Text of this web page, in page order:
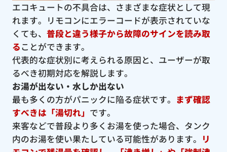
エコキュートの不具合は、さまざまな症状として現
れます。リモコンにエラーコードが表示されていな
くても、 普段と違う様子から故障のサインを読み取
ることができます。
代表的な症状別に考えられる原因と、ユーザーが取
るべき初期対応を解説します。
お湯が出ない・水しか出ない
最も多くの方がパニックに陥る症状です。 まず確認
すべきは「湯切れ」 です。
来客などで普段より多くお湯を使った場合、タンク
内のお湯を使い果たしている可能性があります。 リ